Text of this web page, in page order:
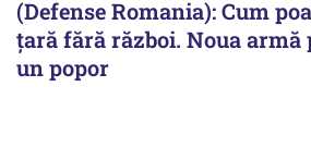
(Defense Romania): Cum
țară fără război. Noua armă
un popor